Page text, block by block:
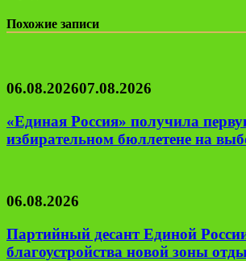
Похожие записи
06.08.202607.08.2026
«Единая Россия» получила
избирательном бюллетене на
06.08.2026
Партийный десант Единой
благоустройства новой зоны